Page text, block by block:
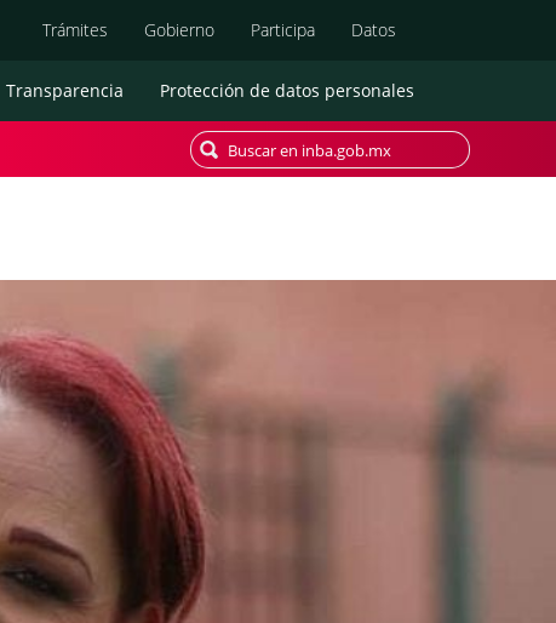
Trámites Gobierno Participa Datos
Transparencia Protección de datos personales